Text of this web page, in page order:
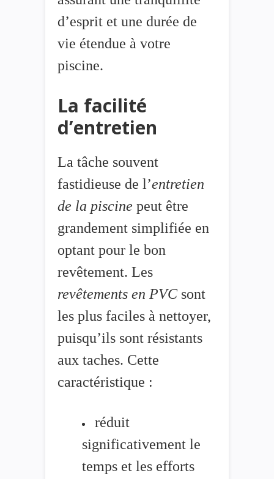
d’esprit et une durée de
vie étendue à votre
piscine.
La facilité
d’entretien
La tâche souvent
fastidieuse de l’entretien
de la piscine peut être
grandement simplifiée en
optant pour le bon
revêtement. Les
revêtements en PVC sont
les plus faciles à nettoyer,
puisqu’ils sont résistants
aux taches. Cette
caractéristique :
réduit
significativement le
temps et les efforts